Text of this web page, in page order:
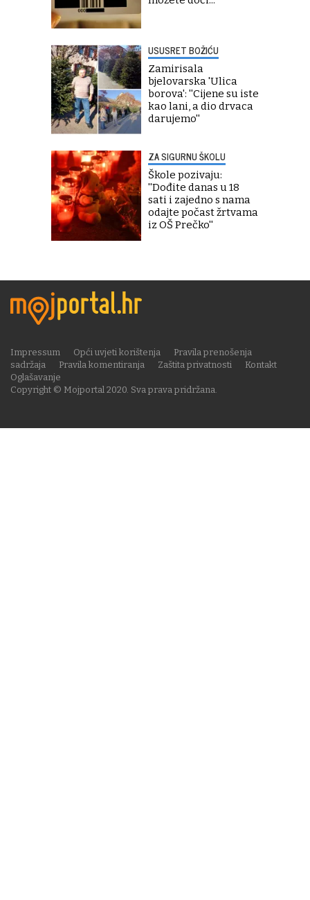
USUSRET BOŽIĆU
Zamirisala
bjelovarska 'Ulica
borova': ''Cijene su iste
kao lani, a dio drvaca
darujemo''
ZA SIGURNU ŠKOLU
Škole pozivaju:
''Dođite danas u 18
sati i zajedno s nama
odajte počast žrtvama
iz OŠ Prečko''
Copyright © Mojportal 2020. Sva prava pridržana.
Impressum Opći uvjeti korištenja
Pravila prenošenja
sadržaja
Pravila komentiranja Zaštita privatnosti
Kontakt
Oglašavanje